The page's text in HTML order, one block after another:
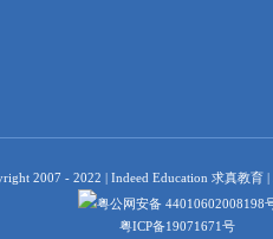
2007 - 2022 | Indeed Education 求真教育 |
粤公网安备 44010602008198
粤ICP备19071671号